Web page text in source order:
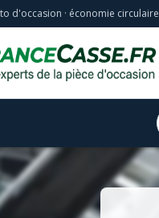
d'occasion · économie circulaire